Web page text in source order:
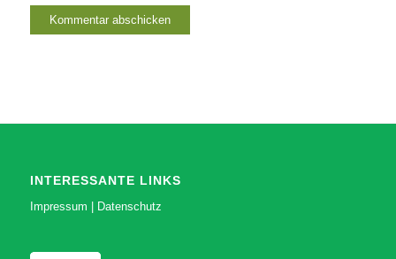
INTERESSANTE LINKS
Impressum Datenschutz